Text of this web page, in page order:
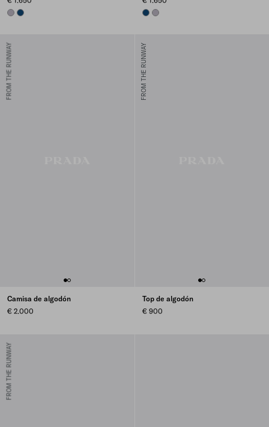
LILACNAVY NAVYLILAC
FROM THE RUNWAY
Camisa de algodón
€ 2.000
FROM THE RUNWAY
Top de algodón
€ 900
FROM THE RUNWAY